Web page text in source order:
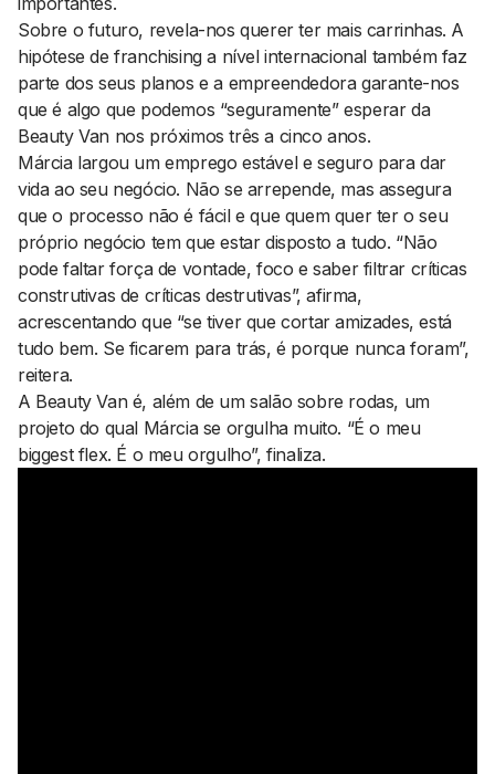
Sobre o futuro, revela-nos querer ter mais carrinhas. A
hipótese defranchisinga nível internacional também faz
parte dos seus planos e a empreendedora garante-nos
que é algo que podemos “seguramente” esperar da
Beauty Van nos próximos três a cinco anos.
Márcia largou um emprego estável e seguro para dar
vida ao seu negócio. Não se arrepende, mas assegura
que o processo não é fácil e que quem quer ter o seu
próprio negócio tem que estar disposto a tudo. “Não
pode faltar força de vontade, foco e saber filtrar críticas
construtivas de críticas destrutivas”, afirma,
acrescentando que “se tiver que cortar amizades, está
tudo bem. Se ficarem para trás, é porque nunca foram”,
reitera.
A Beauty Van é, além de um salão sobre rodas, um
projeto do qual Márcia se orgulha muito. “É o meu
biggest flex. É o meu orgulho”, finaliza.